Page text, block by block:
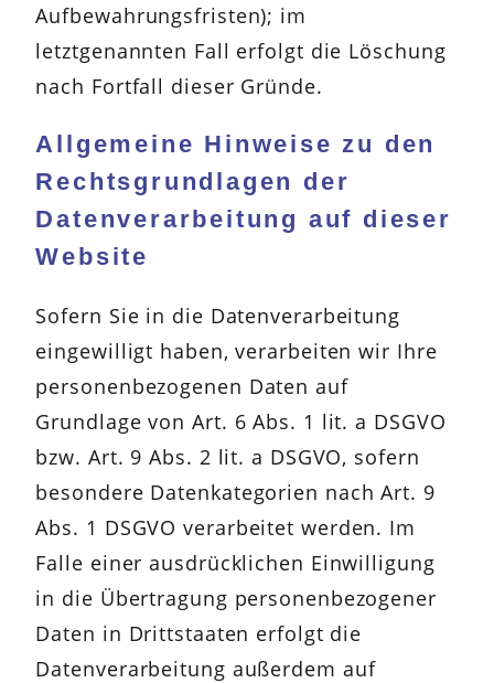
Aufbewahrungsfristen); im
letztgenannten Fall erfolgt die Löschung
nach Fortfall dieser Gründe.
Allgemeine Hinweise zu den
Rechtsgrundlagen der
Datenverarbeitung auf dieser
Website
Sofern Sie in die Datenverarbeitung
eingewilligt haben, verarbeiten wir Ihre
personenbezogenen Daten auf
Grundlage von Art. 6 Abs. 1 lit. a DSGVO
bzw. Art. 9 Abs. 2 lit. a DSGVO, sofern
besondere Datenkategorien nach Art. 9
Abs. 1 DSGVO verarbeitet werden. Im
Falle einer ausdrücklichen Einwilligung
in die Übertragung personenbezogener
Daten in Drittstaaten erfolgt die
Datenverarbeitung außerdem auf